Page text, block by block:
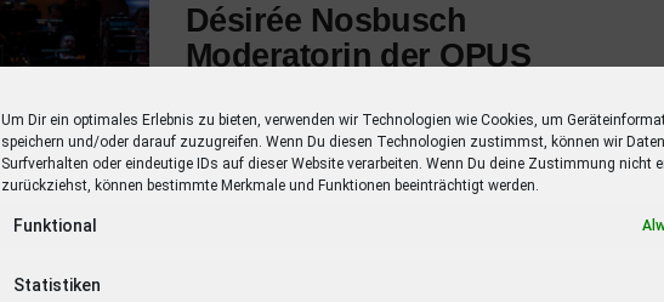
Um Dir ein optimales Erlebnis zu bieten, verwenden wir Technologien wie Cookies, um
speichern und/oder darauf zuzugreifen. Wenn Du diesen Technologien zustimmst, können wir
Surfverhalten oder eindeutige IDs auf dieser Website verarbeiten. Wenn Du deine Zustimmung nicht
zurückziehst, können bestimmte Merkmale und Funktionen beeinträchtigt werden.
Funktional
Statistiken
Désirée Nosbusch
Moderatorin der OPUS
Désirée Nosbusch steht auch dieses Jahr
erneut als Moderatorin auf der Bühne im
Konzerthaus Berlin am Gendarmenmarkt.